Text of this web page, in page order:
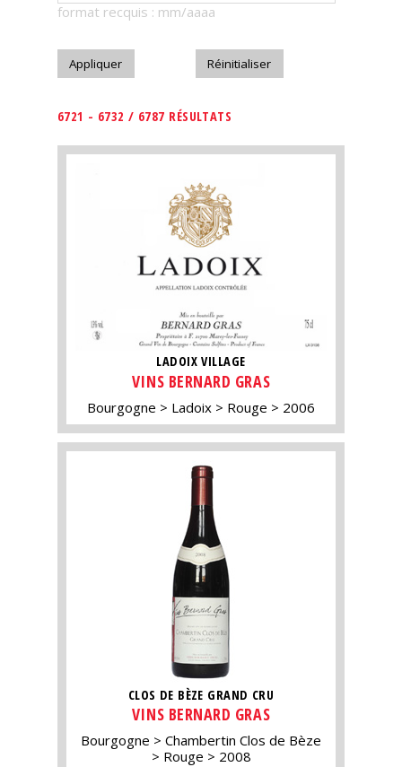
Télécharger
format recquis : mm/aaaa
6721 - 6732 / 6787 RÉSULTATS
LADOIX VILLAGE
VINS BERNARD GRAS
Bourgogne Ladoix Rouge 2006
CLOS DE BÈZE GRAND CRU
VINS BERNARD GRAS
Bourgogne
Chambertin Clos de Bèze
Rouge
2008